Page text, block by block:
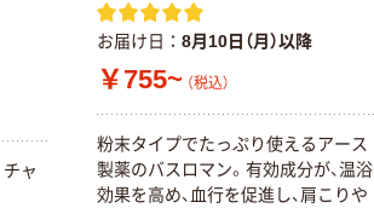
チャ
お届け日 8月10日（月）以降
￥755~ （税込）
粉末タイプでたっぷり使え るアース
製薬のバス ロマン。 有効成分が、温浴
効果を高め、 血行を促進し、 肩こ り や